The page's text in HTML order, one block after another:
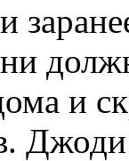
и
Джоди